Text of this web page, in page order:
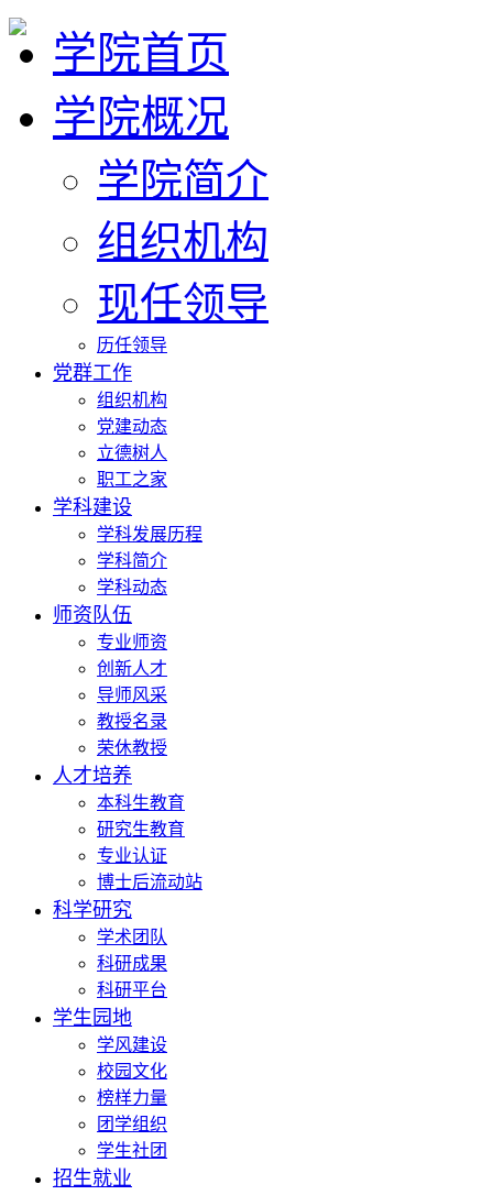
学院首页
学院概况
学院简介
组织机构
现任领导
历任领导
党群工作
组织机构
党建动态
立德树人
职工之家
学科建设
学科发展历程
学科简介
学科动态
师资队伍
专业师资
创新人才
导师风采
教授名录
荣休教授
人才培养
本科生教育
研究生教育
专业认证
博士后流动站
科学研究
学术团队
科研成果
科研平台
学生园地
学风建设
校园文化
榜样力量
团学组织
学生社团
招生就业